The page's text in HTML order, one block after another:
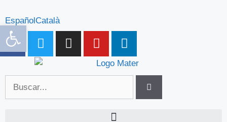
EspañolCatalà
Abrir barra de herramientas